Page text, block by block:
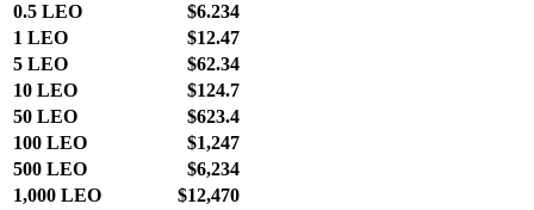
0.5 LEO
$6.234
1 LEO
$12.47
5 LEO
$62.34
10 LEO
$124.7
50 LEO
$623.4
100 LEO
$1,247
500 LEO
$6,234
1,000 LEO
$12,470